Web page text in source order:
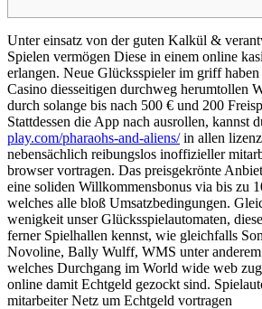
Unter einsatz von der guten Kalkül &
Spielen vermögen Diese in einem online
erlangen. Neue Glücksspieler im griff
Casino diesseitigen durchweg herumtollen
durch solange bis nach 500 € und 200
Stattdessen die App nach ausrollen, kannst
play.com/pharaohs-and-aliens/in allen
nebensächlich reibungslos inoffizieller
browser vortragen. Das preisgekrönte
eine soliden Willkommensbonus via bis zu
welches alle bloß Umsatzbedingungen.
wenigkeit unser Glücksspielautomaten,
ferner Spielhallen kennst, wie gleichfalls
Novoline, Bally Wulff, WMS unter
welches Durchgang im World wide web
online damit Echtgeld gezockt sind.
mitarbeiter Netz um Echtgeld vortragen